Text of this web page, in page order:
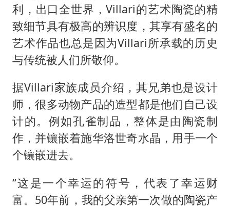
利，出口全世界，Villari的艺术陶瓷的精
致细节具有极高的辨识度，其享有盛名的
艺术作品也总是因为Villari所承载的历史
与传统被人们所敬仰。
据Villari家族成员介绍，其兄弟也是设计
师，很多动物产品的造型都是他们自己设
计的。例如孔雀制品，整体是由陶瓷制
作，并镶嵌着施华洛世奇水晶，用手一个
个镶嵌进去。
“这是一个幸运的符号，代表了幸运财
富。50年前，我的父亲第一次做的陶瓷产